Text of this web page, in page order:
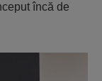
încă de